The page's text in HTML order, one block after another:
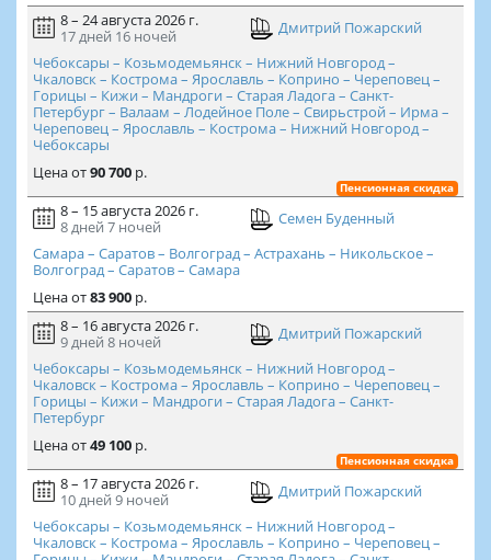
8 – 24 августа 2026 г.
17 дней 16 ночей
Дмитрий Пожарский
Чебоксары – Козьмодемьянск – Нижний Новгород –
Чкаловск – Кострома – Ярославль – Коприно – Череповец –
Горицы – Кижи – Мандроги – Старая Ладога – Санкт-
Петербург – Валаам – Лодейное Поле – Свирьстрой – Ирма –
Череповец – Ярославль – Кострома – Нижний Новгород –
Чебоксары
Ценаот90 700р.
Пенсионная скидка
8 – 15 августа 2026 г.
8 дней 7 ночей
Семен Буденный
Самара – Саратов – Волгоград – Астрахань – Никольское –
Волгоград – Саратов – Самара
Ценаот83 900р.
8 – 16 августа 2026 г.
9 дней 8 ночей
Дмитрий Пожарский
Чебоксары – Козьмодемьянск – Нижний Новгород –
Чкаловск – Кострома – Ярославль – Коприно – Череповец –
Горицы – Кижи – Мандроги – Старая Ладога – Санкт-
Петербург
Ценаот49 100р.
Пенсионная скидка
8 – 17 августа 2026 г.
10 дней 9 ночей
Дмитрий Пожарский
Чебоксары – Козьмодемьянск – Нижний Новгород –
Чкаловск – Кострома – Ярославль – Коприно – Череповец –